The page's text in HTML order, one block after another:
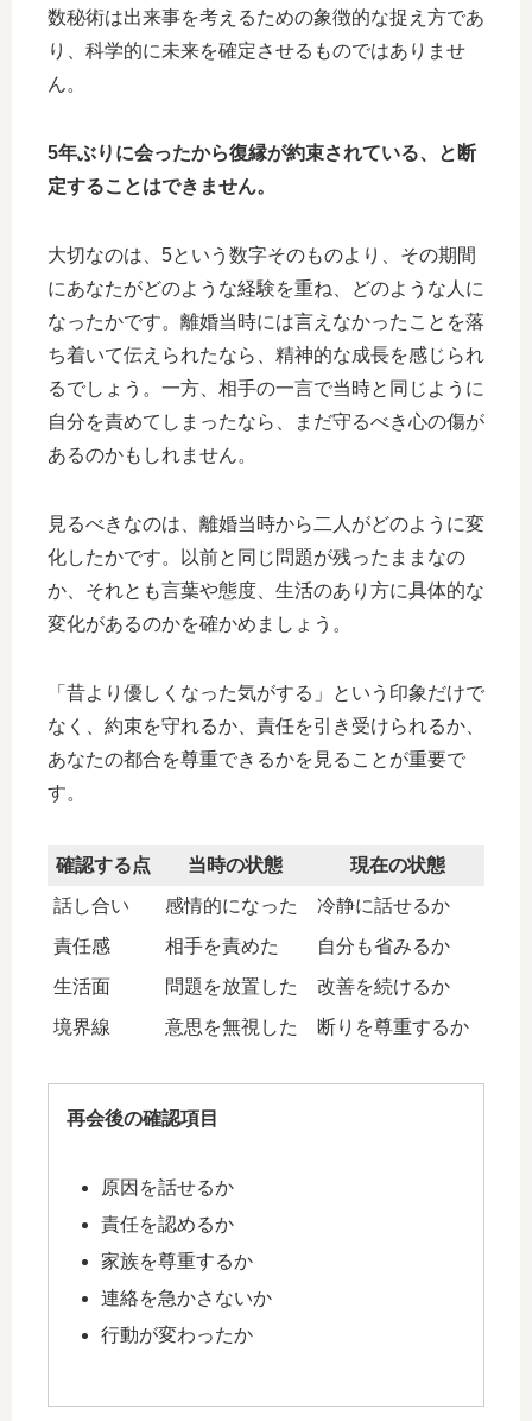
数秘術は出来事を考えるための象徴的な捉え方であ
り、科学的に未来を確定させるものではありませ
ん。
5年ぶりに会ったから復縁が約束されている、と断
定することはできません。
大切なのは、5という数字そのものより、その期間
にあなたがどのような経験を重ね、どのような人に
なったかです。離婚当時には言えなかったことを落
ち着いて伝えられたなら、精神的な成長を感じられ
るでしょう。一方、相手の一言で当時と同じように
自分を責めてしまったなら、まだ守るべき心の傷が
あるのかもしれません。
見るべきなのは、離婚当時から二人がどのように変
化したかです。以前と同じ問題が残ったままなの
か、それとも言葉や態度、生活のあり方に具体的な
変化があるのかを確かめましょう。
「昔より優しくなった気がする」という印象だけで
なく、約束を守れるか、責任を引き受けられるか、
あなたの都合を尊重できるかを見ることが重要で
す。
確認する点 当時の状態
現在の状態
話し合い
感情的になった
冷静に話せるか
責任感
相手を責めた
自分も省みるか
生活面
問題を放置した
改善を続けるか
境界線
意思を無視した 断りを尊重するか
再会後の確認項目
原因を話せるか
責任を認めるか
家族を尊重するか
連絡を急かさないか
行動が変わったか